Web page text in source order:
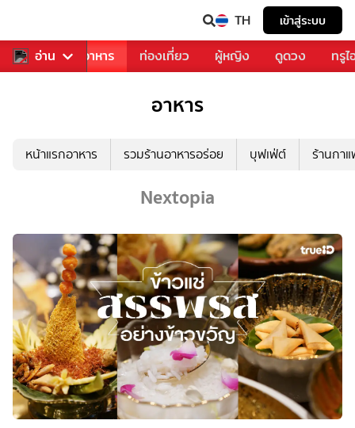
TH เข้าสู่ระบบ
อ่าน
การเพลง อาหาร ท่องเที่ยว ผู้หญิง ดูดวง ทรู
อาหาร
หน้าแรกอาหาร รวมร้านอาหารอร่อย บุฟเฟ่ต์ ร้านกา
Nextopia